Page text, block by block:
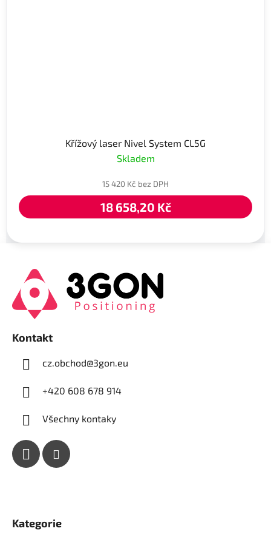
Křížový laser Nivel System CL5G
Skladem
15 420 Kč bez DPH
18 658,20 Kč
Kontakt
cz.obchod@3gon.eu
+420 608 678 914
Všechny kontaky
Kategorie